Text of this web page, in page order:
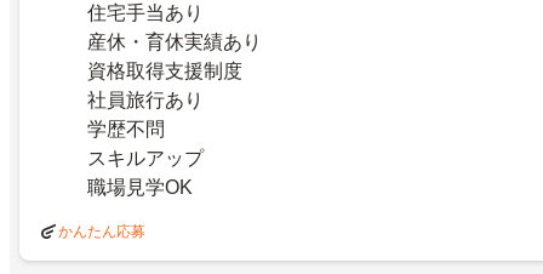
住宅手当あり
産休・育休実績あり
資格取得支援制度
社員旅行あり
学歴不問
スキルアップ
職場見学OK
かんたん応募